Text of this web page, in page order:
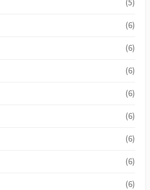
(5)
(6)
(6)
(6)
(6)
(6)
(6)
(6)
(6)